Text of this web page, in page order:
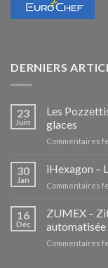
DERNIERS
23
Juin
Les
glaces
Commentaires
30
Jan
iHexagon –
Commentaires
16
Déc
ZUMEX –
automatisée
Commentaires